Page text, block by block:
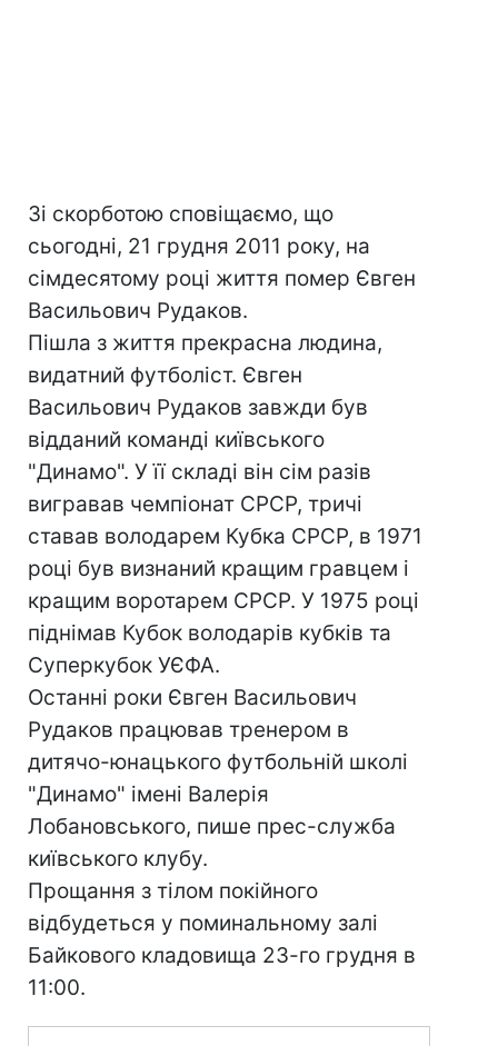
Зі скорботою сповіщаємо, що
сьогодні, 21 грудня 2011 року, на
сімдесятому році життя помер Євген
Васильович Рудаков.
Пішла з життя прекрасна людина,
видатний футболіст. Євген
Васильович Рудаков завжди був
відданий команді київського
"Динамо". У її складі він сім разів
вигравав чемпіонат СРСР, тричі
ставав володарем Кубка СРСР, в 1971
році був визнаний кращим гравцем і
кращим воротарем СРСР. У 1975 році
піднімав Кубок володарів кубків та
Суперкубок УЄФА.
Останні роки Євген Васильович
Рудаков працював тренером в
дитячо-юнацького футбольній школі
"Динамо" імені Валерія
Лобановського, пише прес-служба
київського клубу.
Прощання з тілом покійного
відбудеться у поминальному залі
Байкового кладовища 23-го грудня в
11:00.